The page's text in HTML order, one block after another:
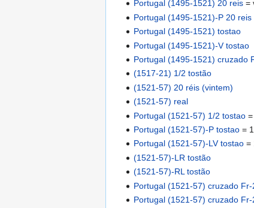
Portugal (1495-1521) 20 reis =
Portugal (1495-1521)-P 20 reis
Portugal (1495-1521) tostao
Portugal (1495-1521)-V tostao
Portugal (1495-1521) cruzado
(1517-21) 1/2 tostão
(1521-57) 20 réis (vintem)
(1521-57) real
Portugal (1521-57) 1/2 tostao
Portugal (1521-57)-P tostao =
Portugal (1521-57)-LV tostao =
(1521-57)-LR tostão
(1521-57)-RL tostão
Portugal (1521-57) cruzado Fr-
Portugal (1521-57) cruzado Fr-